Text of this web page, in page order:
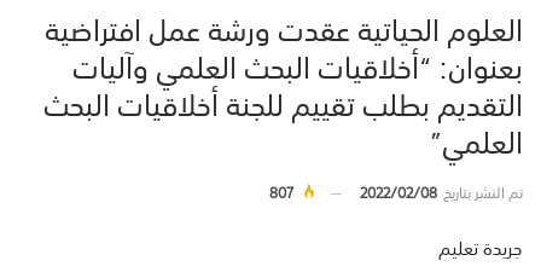
العلوم الحياتية عقدت ورشة عمل افتراضية
بعنوان: “أخلاقيات البحث العلمي وآليات
التقديم بطلب تقييم للجنة أخلاقيات البحث
العلمي”
تم النشر بتاريخ2022/02/08
807
جريدة تعليم